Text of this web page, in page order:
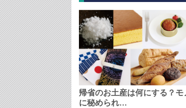
帰省のお土産は何にする？モ
に秘められ…